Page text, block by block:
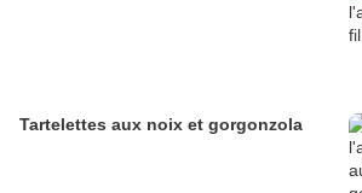
Tartelettes aux noix et gorgonzola